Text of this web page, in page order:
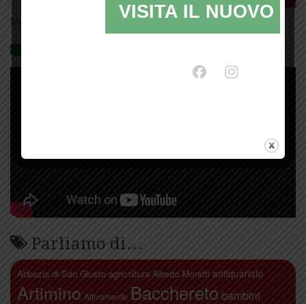
Mostra tutte le locandine
Parliamo di…
Abbazia di San Giusto agricoltura Alberto Moretti antiquariato
Artimino Attivamente Bacchereto bambini
VISITA IL NUOVO